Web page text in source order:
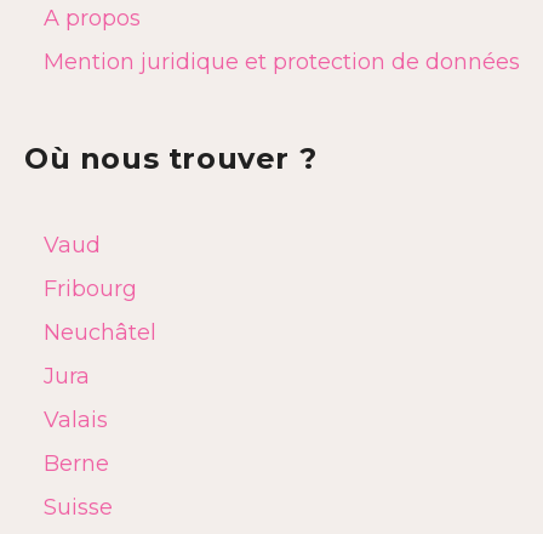
A propos
Mention juridique et protection de données
Où nous trouver ?
Vaud
Fribourg
Neuchâtel
Jura
Valais
Berne
Suisse